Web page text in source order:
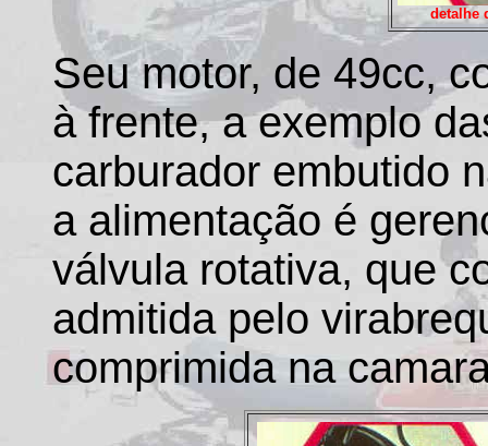
detalhe
Seu motor, de 49cc,
à frente, a exemplo
carburador embutido
a alimentação é
válvula rotativa, que
admitida pelo
comprimida na